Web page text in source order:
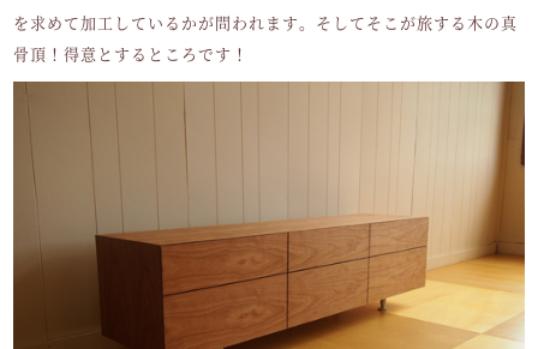
を求めて加工しているかが問われます。そしてそこが旅する木の真
骨頂！得意とするところです！